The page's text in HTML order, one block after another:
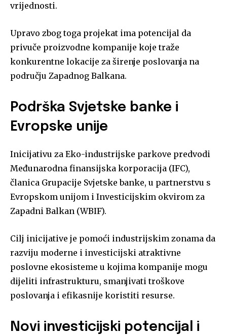
vrijednosti.
Upravo zbog toga projekat ima potencijal da
privuče proizvodne kompanije koje traže
konkurentne lokacije za širenje poslovanja na
području Zapadnog Balkana.
Podrška Svjetske banke i
Evropske unije
Inicijativu za Eko-industrijske parkove predvodi
Međunarodna finansijska korporacija (IFC),
članica Grupacije Svjetske banke, u partnerstvu s
Evropskom unijom i Investicijskim okvirom za
Zapadni Balkan (WBIF).
Cilj inicijative je pomoći industrijskim zonama da
razviju moderne i investicijski atraktivne
poslovne ekosisteme u kojima kompanije mogu
dijeliti infrastrukturu, smanjivati troškove
poslovanja i efikasnije koristiti resurse.
Novi investicijski potencijal i